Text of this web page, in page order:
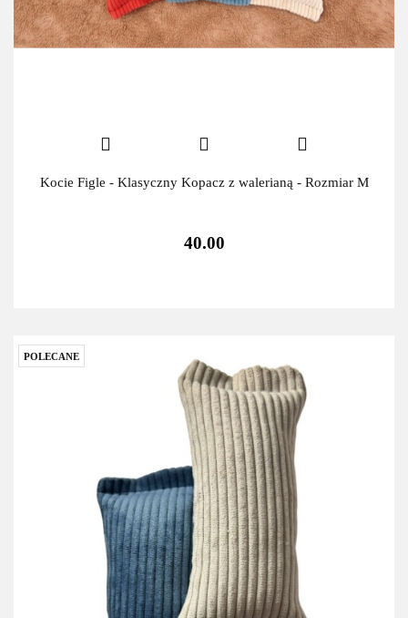
Kocie Figle - Klasyczny Kopacz z walerianą - Rozmiar M
40.00
POLECANE